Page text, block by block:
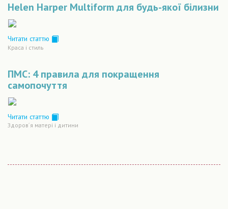
Helen Harper Multiform для будь-якої білизни
Читати статтю
Краса і стиль
ПМС: 4 правила для покращення
самопочуття
Читати статтю
Здоров´я матері і дитини